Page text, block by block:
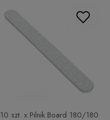
10 szt. x Pilnik Board 180/180